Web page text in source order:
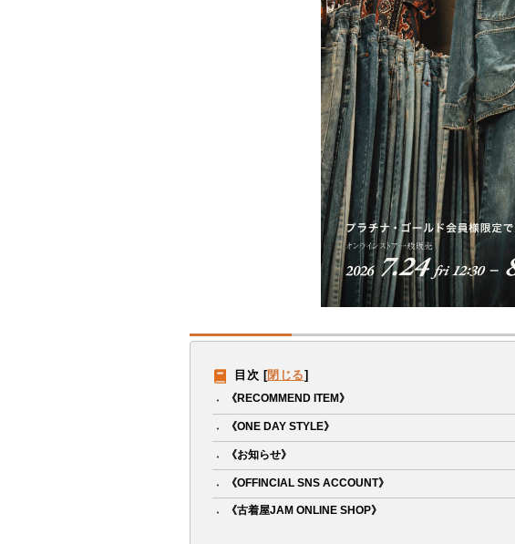
目次 [閉じる]
《RECOMMEND ITEM》
《ONE DAY STYLE》
《お知らせ》
《OFFINCIAL SNS ACCOUNT》
《古着屋JAM ONLINE SHOP》